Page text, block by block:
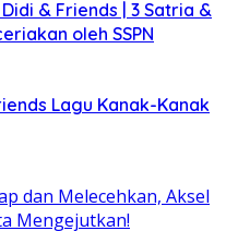
& Friends | 3 Satria &
oleh SSPN
Lagu Kanak-Kanak